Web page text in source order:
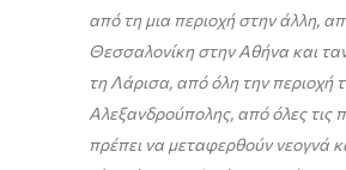
από τη μια περιοχή στην άλλη,
Θεσσαλονίκη στην Αθήνα και
τη Λάρισα, από όλη την περιοχή
Αλεξανδρούπολης, από όλες τις
πρέπει να μεταφερθούν νεογνά